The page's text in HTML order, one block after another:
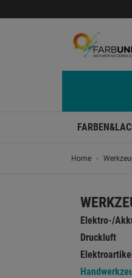
Home
Elektro-/
Druckluft